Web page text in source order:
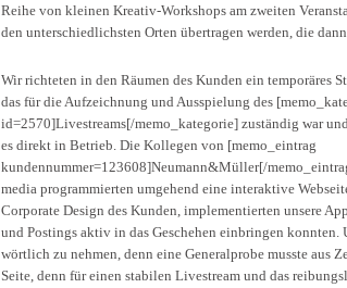
Reihe von kleinen Kreativ-Workshops am zweiten
den unterschiedlichsten Orten übertragen werden, die
Wir richteten in den Räumen des Kunden ein temporäres
das für die Aufzeichnung und Ausspielung des
id=2570]Livestreams[/memo_kategorie] zuständig war
es direkt in Betrieb. Die Kollegen von [memo_eintrag
kundennummer=123608]Neumann&Müller[/
media programmierten umgehend eine interaktive
Corporate Design des Kunden, implementierten unsere
und Postings aktiv in das Geschehen einbringen
wörtlich zu nehmen, denn eine Generalprobe musste aus
Seite, denn für einen stabilen Livestream und das